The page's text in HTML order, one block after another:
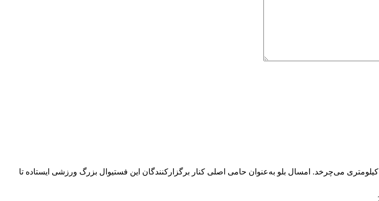
پنجمین ماراتن کیش ۱۴ آذر برگزار می‌شود، تنها ماراتنی که مسیرش دور یک جزیره ۴۲ کیلومتری می‌چرخد. امسال بلو به‌عنوان حامی اصلی کنار برگزارکنندگان این فستیوال بزرگ ورزشی ایستاده تا